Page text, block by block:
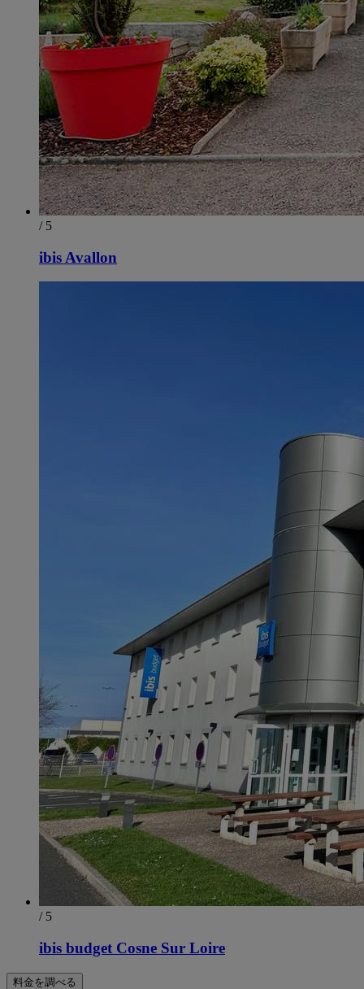
/ 5
ibis Avallon
/ 5
ibis budget Cosne Sur Loire
料金を調べる